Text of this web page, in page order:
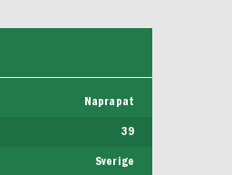
Naprapat
39
Sverige